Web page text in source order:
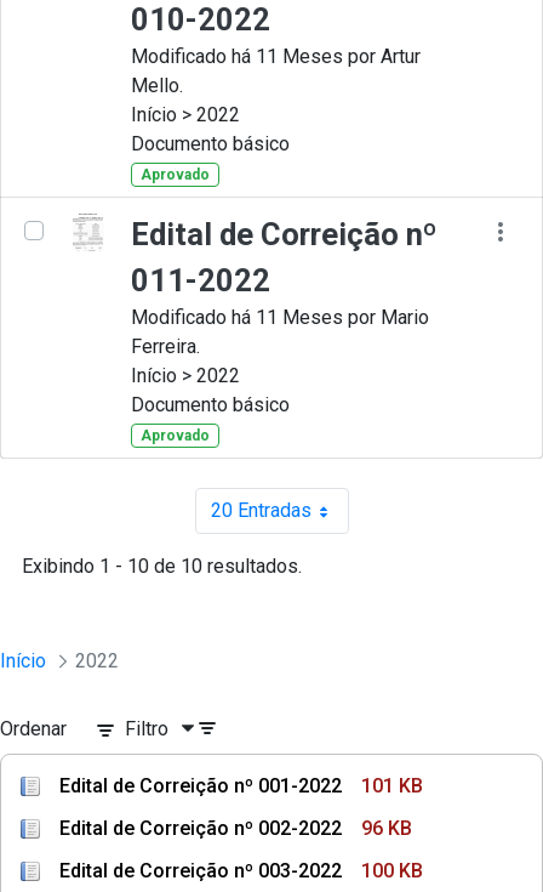
010-2022
Modificado há 11 Meses por Artur
Mello.
Início > 2022
Documento básico
Aprovado
Edital de Correição nº
011-2022
Modificado há 11 Meses por Mario
Ferreira.
Início > 2022
Documento básico
Aprovado
20 EntradasPor página
Exibindo 1 - 10 de 10 resultados.
Início 2022
Ordenar Filtro
Edital de Correição nº 001-2022
101 KB
Edital de Correição nº 002-2022
96 KB
Edital de Correição nº 003-2022
100 KB